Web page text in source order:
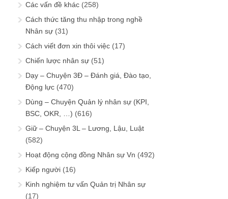
Các vấn đề khác (258)
Cách thức tăng thu nhập trong nghề
Nhân sự (31)
Cách viết đơn xin thôi việc (17)
Chiến lược nhân sự (51)
Dạy – Chuyện 3Đ – Đánh giá, Đào tạo,
Động lực (470)
Dùng – Chuyện Quản lý nhân sự (KPI,
BSC, OKR, …) (616)
Giữ – Chuyện 3L – Lương, Lậu, Luật
(582)
Hoạt động cộng đồng Nhân sự Vn (492)
Kiếp người (16)
Kinh nghiệm tư vấn Quản trị Nhân sự
(17)